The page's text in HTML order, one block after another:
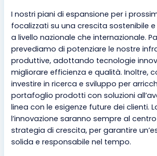
I nostri piani di espansione per i
focalizzati su una crescita sostenibile
a livello nazionale che internazionale.
prevediamo di potenziare le nostre
produttive, adottando tecnologie
migliorare efficienza e qualità. Inoltre,
investire in ricerca e sviluppo per
portafoglio prodotti con soluzioni
linea con le esigenze future dei clienti.
l’innovazione saranno sempre al
strategia di crescita, per garantire
solida e responsabile nel tempo.